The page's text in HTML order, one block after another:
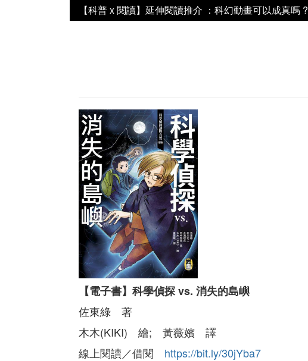
【科普 x 閱讀】延伸閱讀推介 ：科幻動畫可以成真嗎 ?
【電子書】科學偵探 vs. 消失的島嶼
佐東綠 著
木木(KIKI) 繪; 黃薇嬪 譯
線上閱讀／借閱 https://bit.ly/30jYba7